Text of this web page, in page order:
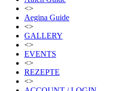
<>
Aegina Guide
<>
GALLERY
<>
EVENTS
<>
REZEPTE
<>